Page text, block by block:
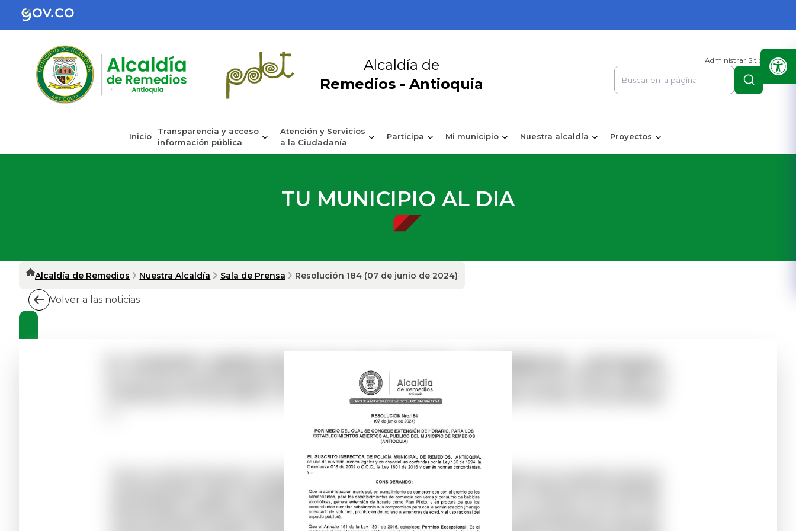
Alcaldía de
Remedios - Antioquia
Administrar Sitio
Inicio
Transparencia y acceso
información pública
Atención y Servicios
a la Ciudadanía
Participa Mi municipio Nuestra alcaldía Proyectos
TU MUNICIPIO AL DIA
Alcaldía de Remedios Nuestra Alcaldía Sala de Prensa Resolución 184 (07 de junio de 2024)
Volver a las noticias